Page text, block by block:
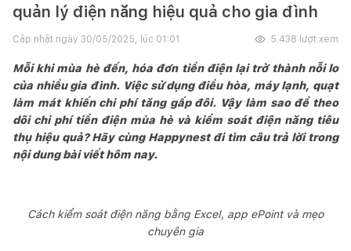
quản lý điện năng hiệu quả cho gia đình
Cập nhật ngày 30/05/2025, lúc 01:01 5.438 lượt xem
Mỗi khi mùa hè đến, hóa đơn tiền điện lại trở thành nỗi lo
của nhiều gia đình. Việc sử dụng điều hòa, máy lạnh, quạt
làm mát khiến chi phí tăng gấp đôi. Vậy làm sao để theo
dõi chi phí tiền điện mùa hè và kiểm soát điện năng tiêu
thụ hiệu quả? Hãy cùng Happynest đi tìm câu trả lời trong
nội dung bài viết hôm nay.
Cách kiểm soát điện năng bằng Excel, app ePoint và mẹo
chuyên gia